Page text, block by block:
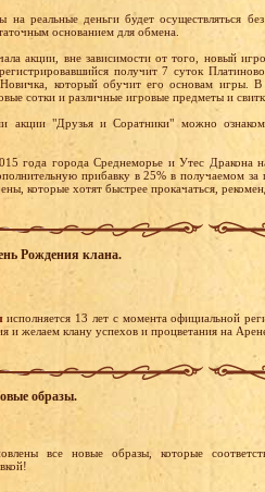
реальные деньги будет осуществляться
основанием для обмена.
акции, вне зависимости от того, новый
получит 7 суток
который обучит его основам игры. В
сотки и различные игровые предметы и
акции "Друзья и Соратники" можно
года города Среднеморье и Утес Дракона
прибавку в 25% в получаемом
которые хотят быстрее прокачаться,
Рождения клана.
исполняется 13 лет с момента официальной
и желаем клану успехов и процветания на
образы.
все новые образы, которые